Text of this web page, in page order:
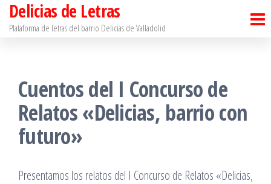
SaltarDelicias de Letras
Plataforma de letras del barrio Delicias de Valladolid
Cuentos del I Concurso de
Relatos «Delicias, barrio con
futuro»
Presentamos los relatos del I Concurso de Relatos «Delicias,